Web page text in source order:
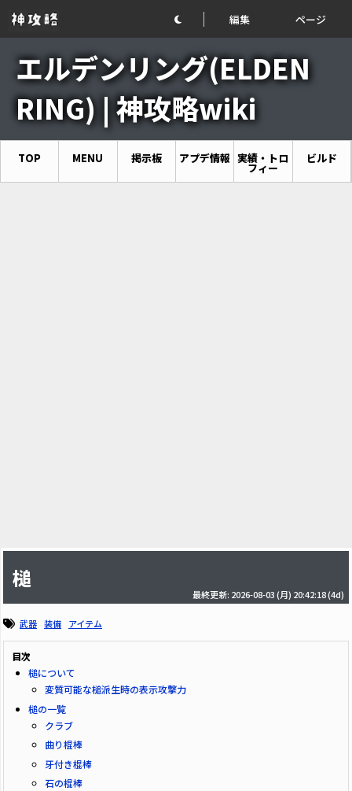
編集 ページ
エルデンリング(ELDEN
RING) | 神攻略wiki
TOP MENU 掲示板 アプデ情報 実績・トロ
フィー
ビルド
槌
最終更新: 2026-08-03 (月) 20:42:18(4d)
武器 装備 アイテム
目次
槌について
変質可能な槌派生時の表示攻撃力
槌の一覧
クラブ
曲り棍棒
牙付き棍棒
石の棍棒